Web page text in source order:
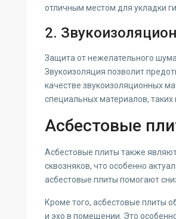
отличным местом для укладки
2.
Защита от нежелательного
Звукоизоляция позволит
качестве звукоизоляционных
специальных материалов,
Асбестовые
Асбестовые плиты также
сквозняков, что особенно
асбестовые плиты помогают
Кроме того, асбестовые плиты
и эхо в помещении. Это